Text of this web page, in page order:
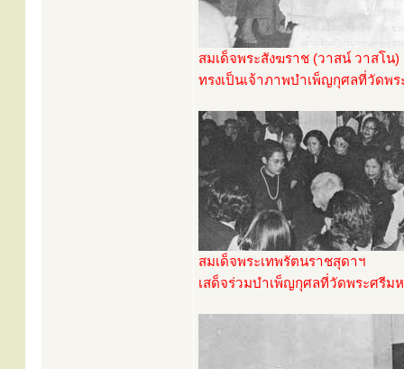
สมเด็จพระสังฆราช (วาสน์ วาสโน
ทรงเป็นเจ้าภาพบำเพ็ญกุศลที่วัดพ
สมเด็จพระเทพรัตนราชสุดาฯ
เสด็จร่วมบำเพ็ญกุศลที่วัดพระศรีม